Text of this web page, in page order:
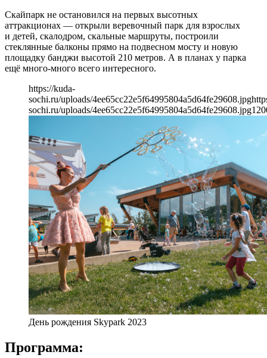
Скайпарк не остановился на первых высотных
аттракционах — открыли веревочный парк для взрослых
и детей, скалодром, скальные маршруты, построили
стеклянные балконы прямо на подвесном мосту и новую
площадку банджи высотой 210 метров. А в планах у парка
ещё много-много всего интересного.
https://kuda-
sochi.ru/uploads/4ee65cc22e5f64995804a5d64fe29608.jpg
sochi.ru/uploads/4ee65cc22e5f64995804a5d64fe29608.jpg
День рождения Skypark 2023
Программа: